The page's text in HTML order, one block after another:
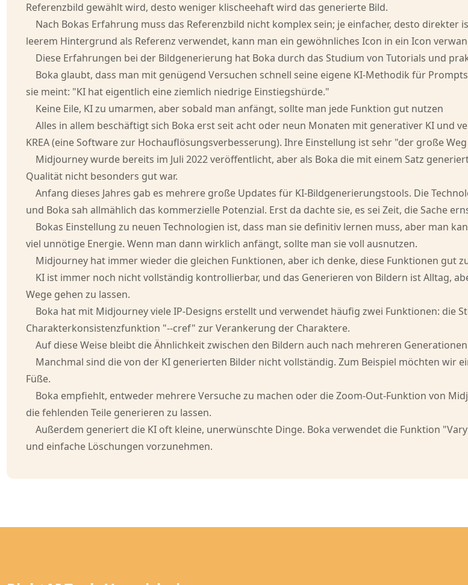
Referenzbild gewählt wird, desto weniger klischeehaft wird das generierte Bild.
Nach Bokas Erfahrung muss das Referenzbild nicht komplex sein; je einfacher, desto
leerem Hintergrund als Referenz verwendet, kann man ein gewöhnliches Icon in ein Icon
Diese Erfahrungen bei der Bildgenerierung hat Boka durch das Studium von Tutorials und
Boka glaubt, dass man mit genügend Versuchen schnell seine eigene KI-Methodik für
sie meint: "KI hat eigentlich eine ziemlich niedrige Einstiegshürde."
Keine Eile, KI zu umarmen, aber sobald man anfängt, sollte man jede Funktion gut nutzen
Alles in allem beschäftigt sich Boka erst seit acht oder neun Monaten mit generativer KI und
KREA (eine Software zur Hochauflösungsverbesserung). Ihre Einstellung ist sehr "der große
Midjourney wurde bereits im Juli 2022 veröffentlicht, aber als Boka die mit einem Satz
Qualität nicht besonders gut war.
Anfang dieses Jahres gab es mehrere große Updates für KI-Bildgenerierungstools. Die
und Boka sah allmählich das kommerzielle Potenzial. Erst da dachte sie, es sei Zeit, die Sache
Bokas Einstellung zu neuen Technologien ist, dass man sie definitiv lernen muss, aber man
viel unnötige Energie. Wenn man dann wirklich anfängt, sollte man sie voll ausnutzen.
Midjourney hat immer wieder die gleichen Funktionen, aber ich denke, diese Funktionen gut
KI ist immer noch nicht vollständig kontrollierbar, und das Generieren von Bildern ist Alltag,
Wege gehen zu lassen.
Boka hat mit Midjourney viele IP-Designs erstellt und verwendet häufig zwei Funktionen:
Charakterkonsistenzfunktion "--cref" zur Verankerung der Charaktere.
Auf diese Weise bleibt die Ähnlichkeit zwischen den Bildern auch nach mehreren Generationen
Manchmal sind die von der KI generierten Bilder nicht vollständig. Zum Beispiel möchten wir
Füße.
Boka empfiehlt, entweder mehrere Versuche zu machen oder die Zoom-Out-Funktion von
die fehlenden Teile generieren zu lassen.
Außerdem generiert die KI oft kleine, unerwünschte Dinge. Boka verwendet die Funktion
und einfache Löschungen vorzunehmen.